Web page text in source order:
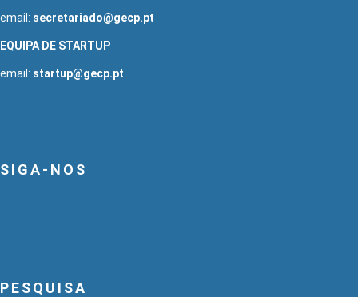
email: secretariado@gecp.pt
EQUIPA DE STARTUP
email: startup@gecp.pt
SIGA-NOS
PESQUISA